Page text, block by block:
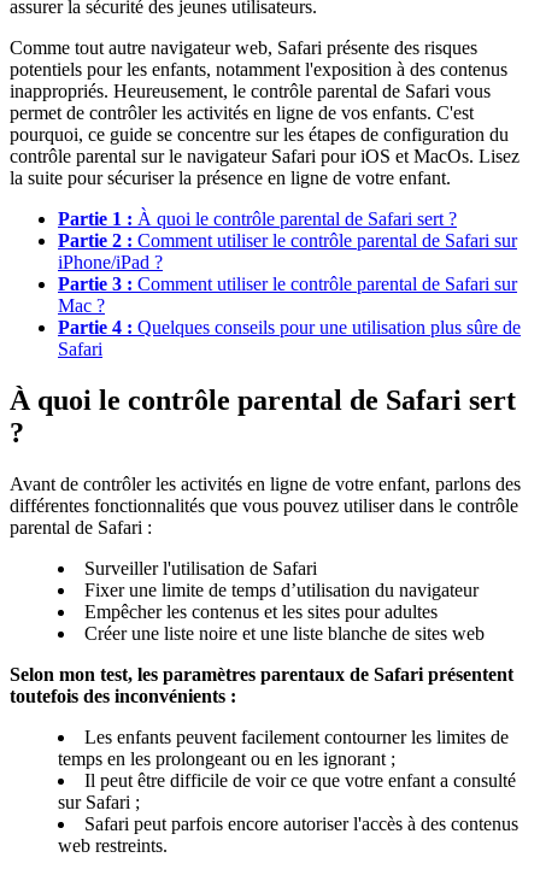
assurer la sécurité des jeunes utilisateurs.
Comme tout autre navigateur web, Safari présente des risques
potentiels pour les enfants, notamment l'exposition à des contenus
inappropriés. Heureusement, le contrôle parental de Safari vous
permet de contrôler les activités en ligne de vos enfants. C'est
pourquoi, ce guide se concentre sur les étapes de configuration du
contrôle parental sur le navigateur Safari pour iOS et MacOs. Lisez
la suite pour sécuriser la présence en ligne de votre enfant.
Partie 1 : À quoi le contrôle parental de Safari sert ?
Partie 2 : Comment utiliser le contrôle parental de Safari sur
iPhone/iPad ?
Partie 3 : Comment utiliser le contrôle parental de Safari sur
Mac ?
Partie 4 : Quelques conseils pour une utilisation plus sûre de
Safari
À quoi le contrôle parental de Safari sert
?
Avant de contrôler les activités en ligne de votre enfant, parlons des
différentes fonctionnalités que vous pouvez utiliser dans le contrôle
parental de Safari :
Surveiller l'utilisation de Safari
Fixer une limite de temps d’utilisation du navigateur
Empêcher les contenus et les sites pour adultes
Créer une liste noire et une liste blanche de sites web
Selon mon test, les paramètres parentaux de Safari présentent
toutefois des inconvénients :
Les enfants peuvent facilement contourner les limites de
temps en les prolongeant ou en les ignorant ;
Il peut être difficile de voir ce que votre enfant a consulté
sur Safari ;
Safari peut parfois encore autoriser l'accès à des contenus
web restreints.